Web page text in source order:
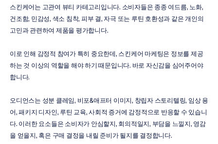
스킨케어는 고관여 뷰티 카테고리입니다. 소비자들은 종종 여드름, 노화,
건조함, 민감성, 색소 침착, 피부 결, 자극 또는 루틴 호환성과 같은 개인의
고민과 관련하여 제품을 평가합니다.
이로 인해 감정적 참여가 특히 중요한데, 스킨케어 마케팅은 정보를 제공
하는 것 이상의 역할을 해야 하기 때문입니다. 바로 자신감을 심어주어야
합니다.
오디언스는 성분 클레임, 비포&애프터 이미지, 창립자 스토리텔링, 임상 용
어, 패키지 디자인, 루틴 교육, 사회적 증거에 감정적으로 반응할 수 있습니
다. 이러한 요소들은 소비자가 안심할지, 회의적일지, 부담을 느낄지, 영감
을 얻을지, 혹은 구매 결정을 내릴 준비가 될지를 결정합니다.